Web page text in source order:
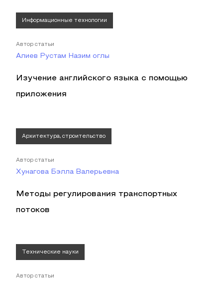
Информационные технологии
Автор статьи
Алиев Рустам Назим оглы
Изучение английского языка с помощью
приложения
Архитектура, строительство
Автор статьи
Хунагова Бэлла Валерьевна
Методы регулирования транспортных
потоков
Технические науки
Автор статьи